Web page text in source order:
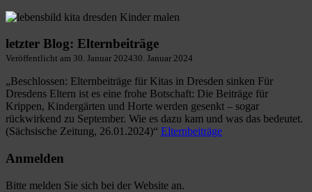
letzter Blog: Elternbeiträge
Veröffentlicht am 30. Januar 202430. Januar 2024
„Beschlossen: Elternbeiträge für Kitas in Dresden sinken Für
Dresdens Eltern ist es eine frohe Botschaft: Die Beiträge für
Krippen, Kindergärten und Horte werden gesenkt – sogar
rückwirkend zu September. Wie es dazu kam und was das bedeutet.
(Sächsische Zeitung, 26.01.2024)“ Elternbeiträge
Anmelden
Bitte melden Sie sich bei der Website an.